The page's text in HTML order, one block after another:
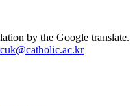
by the Google translate.